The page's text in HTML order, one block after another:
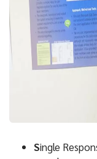
Single